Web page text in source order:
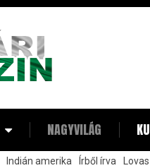
NAGYVILÁG
Indián amerika Írből írva